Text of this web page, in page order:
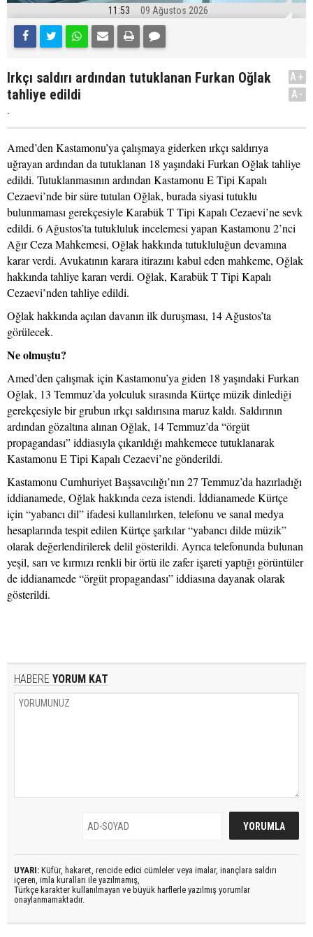
11:53 09 Ağustos 2026
Irkçı saldırı ardından tutuklanan Furkan Oğlak
tahliye edildi
.
A+
A-
Amed’den Kastamonu’ya çalışmaya giderken ırkçı saldırıya
uğrayan ardından da tutuklanan 18 yaşındaki Furkan Oğlak tahliye
edildi. Tutuklanmasının ardından Kastamonu E Tipi Kapalı
Cezaevi’nde bir süre tutulan Oğlak, burada siyasi tutuklu
bulunmaması gerekçesiyle Karabük T Tipi Kapalı Cezaevi’ne sevk
edildi. 6 Ağustos’ta tutukluluk incelemesi yapan Kastamonu 2’nci
Ağır Ceza Mahkemesi, Oğlak hakkında tutukluluğun devamına
karar verdi. Avukatının karara itirazını kabul eden mahkeme, Oğlak
hakkında tahliye kararı verdi. Oğlak, Karabük T Tipi Kapalı
Cezaevi’nden tahliye edildi.
Oğlak hakkında açılan davanın ilk duruşması, 14 Ağustos’ta
görülecek.
Ne olmuştu?
Amed’den çalışmak için Kastamonu’ya giden 18 yaşındaki Furkan
Oğlak, 13 Temmuz’da yolculuk sırasında Kürtçe müzik dinlediği
gerekçesiyle bir grubun ırkçı saldırısına maruz kaldı. Saldırının
ardından gözaltına alınan Oğlak, 14 Temmuz’da “örgüt
propagandası” iddiasıyla çıkarıldığı mahkemece tutuklanarak
Kastamonu E Tipi Kapalı Cezaevi’ne gönderildi.
Kastamonu Cumhuriyet Başsavcılığı’nın 27 Temmuz’da hazırladığı
iddianamede, Oğlak hakkında ceza istendi. İddianamede Kürtçe
için “yabancı dil” ifadesi kullanılırken, telefonu ve sanal medya
hesaplarında tespit edilen Kürtçe şarkılar “yabancı dilde müzik”
olarak değerlendirilerek delil gösterildi. Ayrıca telefonunda bulunan
yeşil, sarı ve kırmızı renkli bir örtü ile zafer işareti yaptığı görüntüler
de iddianamede “örgüt propagandası” iddiasına dayanak olarak
gösterildi.
HABERE YORUM KAT
UYARI: Küfür, hakaret, rencide edici cümleler veya imalar, inançlara saldırı
içeren, imla kuralları ile yazılmamış,
Türkçe karakter kullanılmayan ve büyük harflerle yazılmış yorumlar
onaylanmamaktadır.